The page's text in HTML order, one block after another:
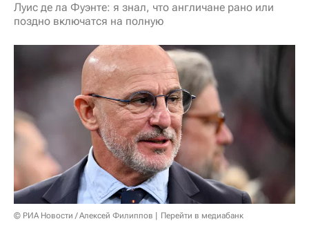
Луис де ла Фуэнте: я знал, что англичане рано или
поздно включатся на полную
© РИА Новости / Алексей Филиппов Перейти в медиабанк